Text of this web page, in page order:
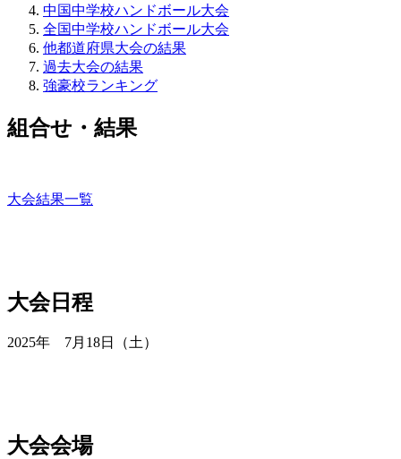
中国中学校ハンドボール大会
全国中学校ハンドボール大会
他都道府県大会の結果
過去大会の結果
強豪校ランキング
組合せ・結果
大会結果一覧
大会日程
2025年 7月18日（土）
大会会場